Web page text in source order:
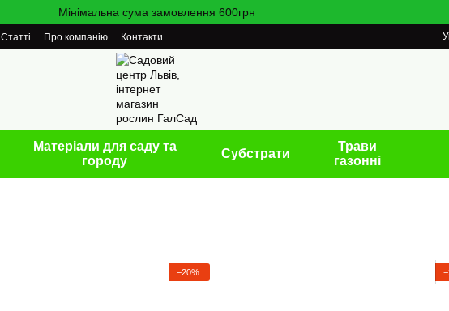
Мінімальна сума замовлення 600грн
Статті Про компанію Контакти
Матеріали для саду та
городу
Cубстрати
Трави
газонні
−20%